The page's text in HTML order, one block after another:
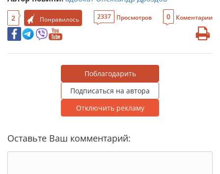
2 Понравилось 2337 Просмотров 0 Коментарии
Поблагодарить
Подписаться на автора
Отключить рекламу
Оставьте Ваш комментарий: